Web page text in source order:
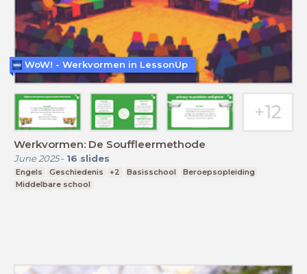
Werkvormen: De Souffleermethode
June 2025- 16 slides
Engels Geschiedenis +2 Basisschool
Beroepsopleiding
Middelbare school
WoW! - Werkvormen in LessonUp